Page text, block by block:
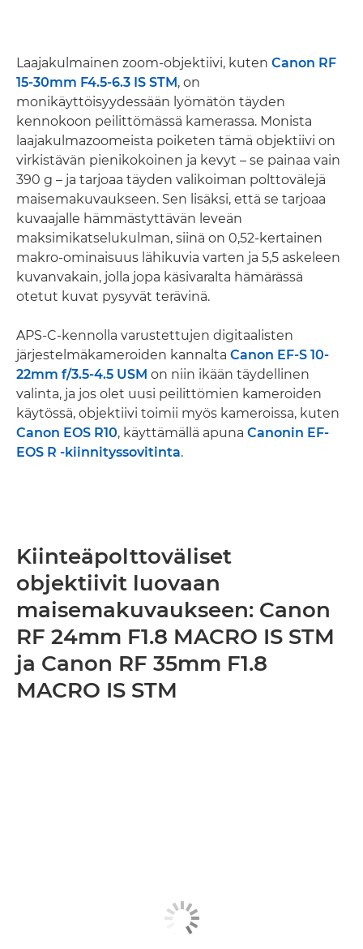
Laajakulmainen zoom-objektiivi, kuten Canon RF
15-30mm F4.5-6.3 IS STM, on
monikäyttöisyydessään lyömätön täyden
kennokoon peilittömässä kamerassa. Monista
laajakulmazoomeista poiketen tämä objektiivi on
virkistävän pienikokoinen ja kevyt – se painaa vain
390 g – ja tarjoaa täyden valikoiman polttovälejä
maisemakuvaukseen. Sen lisäksi, että se tarjoaa
kuvaajalle hämmästyttävän leveän
maksimikatselukulman, siinä on 0,52-kertainen
makro-ominaisuus lähikuvia varten ja 5,5 askeleen
kuvanvakain, jolla jopa käsivaralta hämärässä
otetut kuvat pysyvät terävinä.
APS-C-kennolla varustettujen digitaalisten
järjestelmäkameroiden kannalta Canon EF-S 10-
22mm f/3.5-4.5 USM on niin ikään täydellinen
valinta, ja jos olet uusi peilittömien kameroiden
käytössä, objektiivi toimii myös kameroissa, kuten
Canon EOS R10, käyttämällä apuna Canonin EF-
EOS R -kiinnityssovitinta.
Kiinteäpolttoväliset
objektiivit luovaan
maisemakuvaukseen: Canon
RF 24mm F1.8 MACRO IS STM
ja Canon RF 35mm F1.8
MACRO IS STM